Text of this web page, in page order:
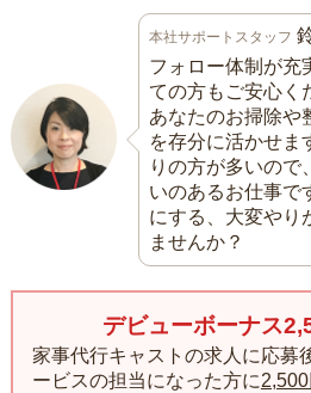
本社サポートスタッフ
フォロー体制が充
ての方もご安心く
あなたのお掃除や
を存分に活かせま
りの方が多いので
いのあるお仕事で
にする、大変やり
ませんか？
デビューボーナス
家事代行キャストの求人に応募
ービスの担当になった方に